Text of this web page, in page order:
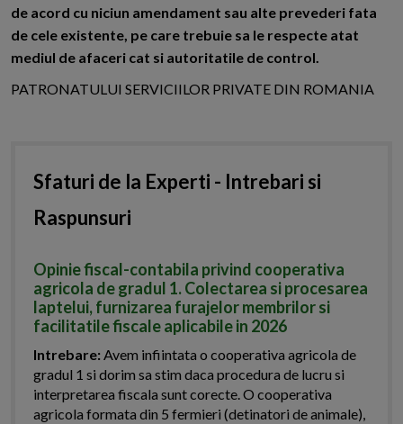
de acord cu niciun amendament sau alte prevederi fata
de cele existente, pe care trebuie sa le respecte atat
mediul de afaceri cat si autoritatile de control.
PATRONATULUI SERVICIILOR PRIVATE DIN ROMANIA
Sfaturi de la Experti - Intrebari si
Raspunsuri
Opinie fiscal-contabila privind cooperativa
agricola de gradul 1. Colectarea si procesarea
laptelui, furnizarea furajelor membrilor si
facilitatile fiscale aplicabile in 2026
Intrebare:Avem infiintata o cooperativa agricola de
gradul 1 si dorim sa stim daca procedura de lucru si
interpretarea fiscala sunt corecte. O cooperativa
agricola formata din 5 fermieri (detinatori de animale),